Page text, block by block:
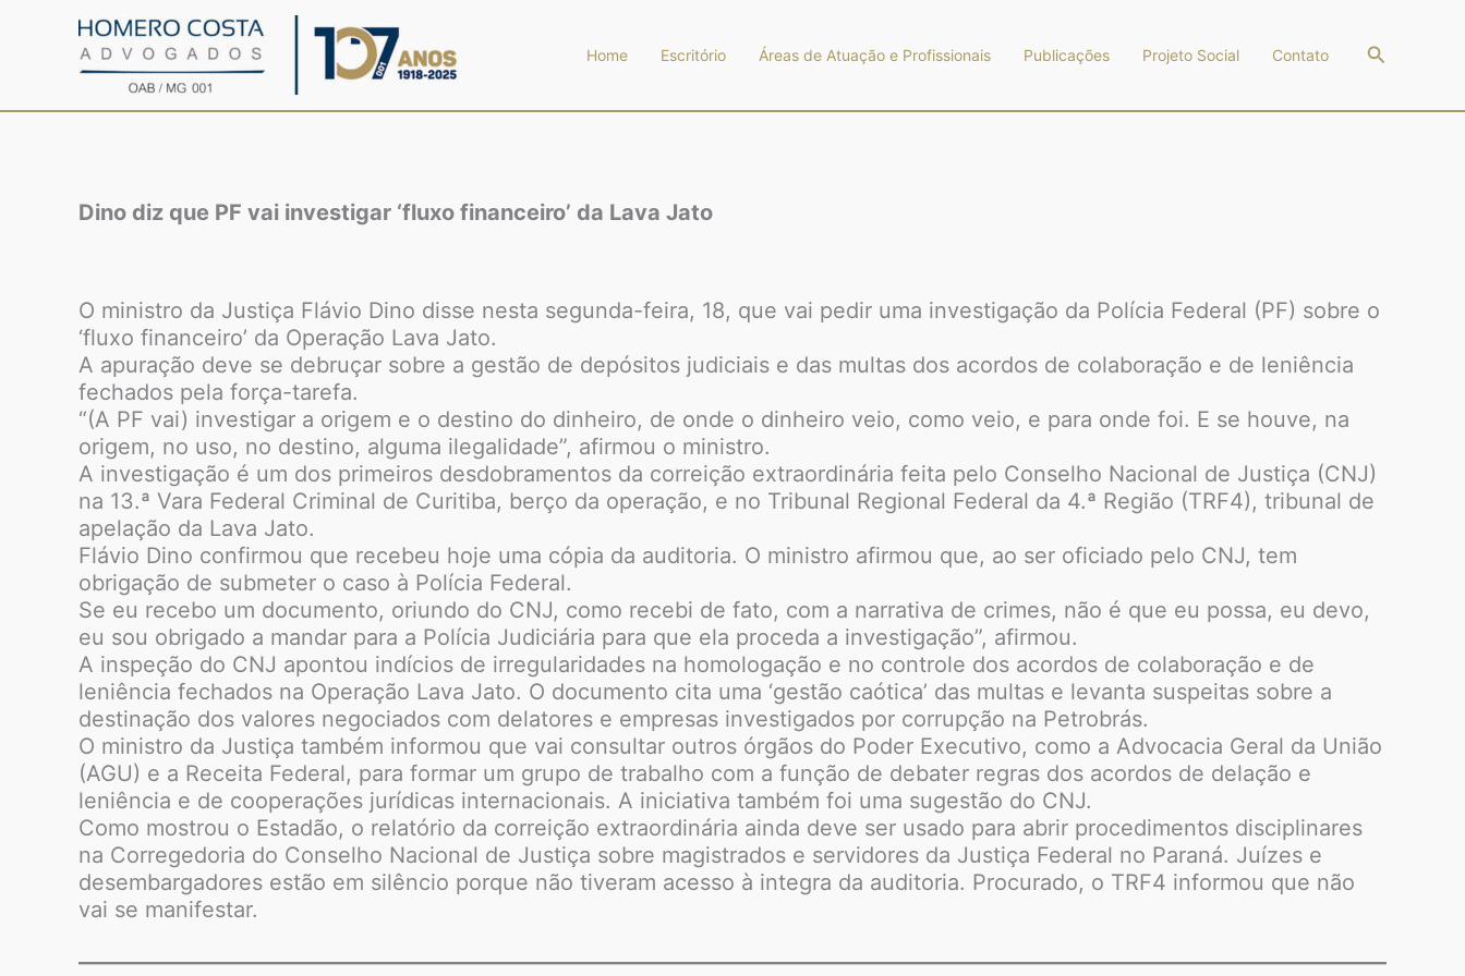
Home Escritório Áreas de Atuação e Profissionais Publicações Projeto Social Contato Pesquisar
Dino diz que PF vai investigar ‘fluxo financeiro’ da Lava Jato
O ministro da Justiça Flávio Dino disse nesta segunda-feira, 18, que vai pedir uma investigação da Polícia Federal (PF) sobre o
‘fluxo financeiro’ da Operação Lava Jato.
A apuração deve se debruçar sobre a gestão de depósitos judiciais e das multas dos acordos de colaboração e de leniência
fechados pela força-tarefa.
“(A PF vai) investigar a origem e o destino do dinheiro, de onde o dinheiro veio, como veio, e para onde foi. E se houve, na
origem, no uso, no destino, alguma ilegalidade”, afirmou o ministro.
A investigação é um dos primeiros desdobramentos da correição extraordinária feita pelo Conselho Nacional de Justiça (CNJ)
na 13.ª Vara Federal Criminal de Curitiba, berço da operação, e no Tribunal Regional Federal da 4.ª Região (TRF4), tribunal de
apelação da Lava Jato.
Flávio Dino confirmou que recebeu hoje uma cópia da auditoria. O ministro afirmou que, ao ser oficiado pelo CNJ, tem
obrigação de submeter o caso à Polícia Federal.
Se eu recebo um documento, oriundo do CNJ, como recebi de fato, com a narrativa de crimes, não é que eu possa, eu devo,
eu sou obrigado a mandar para a Polícia Judiciária para que ela proceda a investigação”, afirmou.
A inspeção do CNJ apontou indícios de irregularidades na homologação e no controle dos acordos de colaboração e de
leniência fechados na Operação Lava Jato. O documento cita uma ‘gestão caótica’ das multas e levanta suspeitas sobre a
destinação dos valores negociados com delatores e empresas investigados por corrupção na Petrobrás.
O ministro da Justiça também informou que vai consultar outros órgãos do Poder Executivo, como a Advocacia Geral da União
(AGU) e a Receita Federal, para formar um grupo de trabalho com a função de debater regras dos acordos de delação e
leniência e de cooperações jurídicas internacionais. A iniciativa também foi uma sugestão do CNJ.
Como mostrou o Estadão, o relatório da correição extraordinária ainda deve ser usado para abrir procedimentos disciplinares
na Corregedoria do Conselho Nacional de Justiça sobre magistrados e servidores da Justiça Federal no Paraná. Juízes e
desembargadores estão em silêncio porque não tiveram acesso à integra da auditoria. Procurado, o TRF4 informou que não
vai se manifestar.